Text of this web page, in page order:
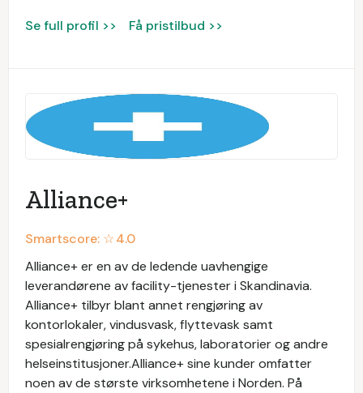
Se full profil >> Få pristilbud >>
Alliance+
Smartscore: ☆4.0
Alliance+ er en av de ledende uavhengige
leverandørene av facility-tjenester i Skandinavia.
Alliance+ tilbyr blant annet rengjøring av
kontorlokaler, vindusvask, flyttevask samt
spesialrengjøring på sykehus, laboratorier og andre
helseinstitusjoner.Alliance+ sine kunder omfatter
noen av de største virksomhetene i Norden. På